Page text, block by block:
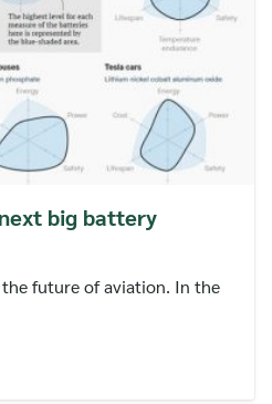
big battery
future of aviation. In the